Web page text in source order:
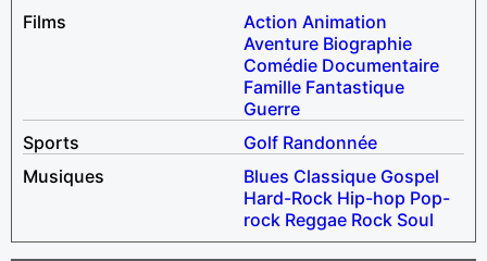
Films
Action Animation
Aventure Biographie
Comédie Documentaire
Famille Fantastique
Guerre
Sports
Golf Randonnée
Musiques
Blues Classique Gospel
Hard-Rock Hip-hop Pop-
rock Reggae Rock Soul